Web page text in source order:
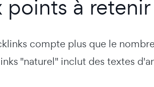
points à retenir
compte plus que le
"naturel" inclut des textes